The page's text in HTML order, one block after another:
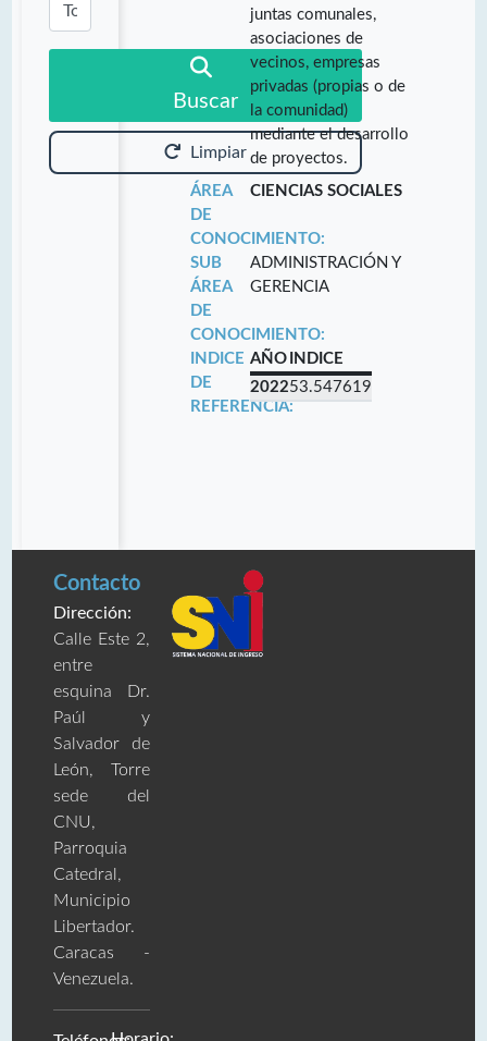
Buscar
Limpiar
juntas comunales,
asociaciones de
vecinos, empresas
privadas (propias o de
la comunidad)
mediante el desarrollo
de proyectos.
ÁREA
DE
CONOCIMIENTO:
CIENCIAS SOCIALES
SUB
ÁREA
DE
CONOCIMIENTO:
ADMINISTRACIÓN Y
GERENCIA
INDICE
DE
REFERENCIA:
AÑO INDICE
202253.547619
Contacto
Dirección:
Calle Este 2,
entre
esquina Dr.
Paúl y
Salvador de
León, Torre
sede del
CNU,
Parroquia
Catedral,
Municipio
Libertador.
Caracas -
Venezuela.